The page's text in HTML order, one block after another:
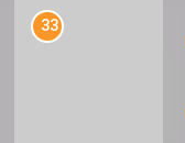
33